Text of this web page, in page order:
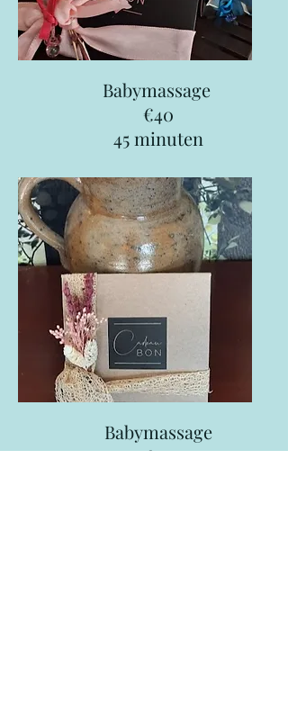
Babymassage
€40
45 minuten
Babymassage
€70